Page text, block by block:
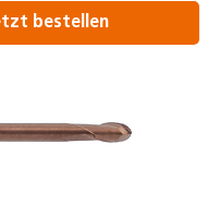
bestellen